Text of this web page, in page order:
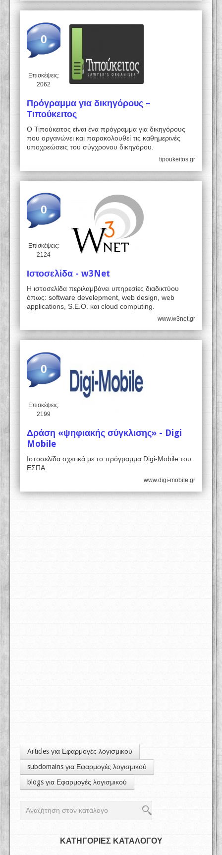
0
Επισκέψεις:
2062
Πρόγραμμα για δικηγόρους –
Τιπούκειτος
Ο Τιπούκειτος είναι ένα πρόγραμμα για δικηγόρους
που οργανώνει και παρακολουθεί τις καθημερινές
υποχρεώσεις του σύγχρονου δικηγόρου.
tipoukeitos.gr
0
Επισκέψεις:
2124
Ιστοσελίδα - w3Net
Η ιστοσελίδα περιλαμβάνει υπηρεσίες διαδικτύου
όπως: software develepment, web design, web
applications, S.E.O. και cloud computing.
www.w3net.gr
0
Επισκέψεις:
2199
Δράση «ψηφιακής σύγκλισης» - Digi
Mobile
Ιστοσελίδα σχετικά με το πρόγραμμα Digi-Mobile του
ΕΣΠΑ.
www.digi-mobile.gr
Articles για Εφαρμογές λογισμικού
subdomains για Εφαρμογές λογισμικού
blogs για Εφαρμογές λογισμικού
ΚΑΤΗΓΟΡΙΕΣ ΚΑΤΑΛΟΓΟΥ